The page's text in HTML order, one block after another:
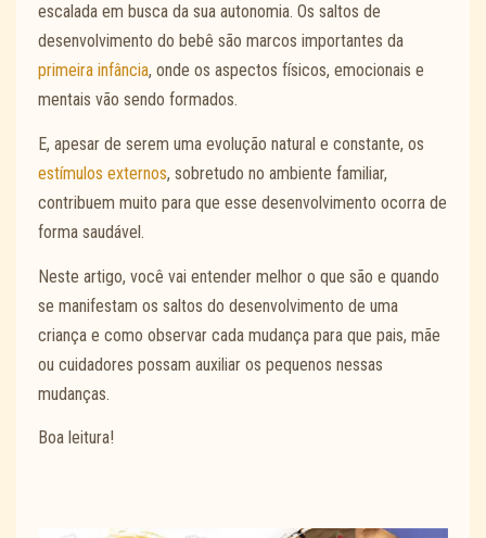
escalada em busca da sua autonomia. Os saltos de
desenvolvimento do bebê são marcos importantes da
primeira infância, onde os aspectos físicos, emocionais e
mentais vão sendo formados.
E, apesar de serem uma evolução natural e constante, os
estímulos externos, sobretudo no ambiente familiar,
contribuem muito para que esse desenvolvimento ocorra de
forma saudável.
Neste artigo, você vai entender melhor o que são e quando
se manifestam os saltos do desenvolvimento de uma
criança e como observar cada mudança para que pais, mãe
ou cuidadores possam auxiliar os pequenos nessas
mudanças.
Boa leitura!